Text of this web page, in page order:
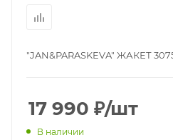
"JAN&PARASKEVA" ЖАКЕТ
17 990 ₽/шт
В наличии